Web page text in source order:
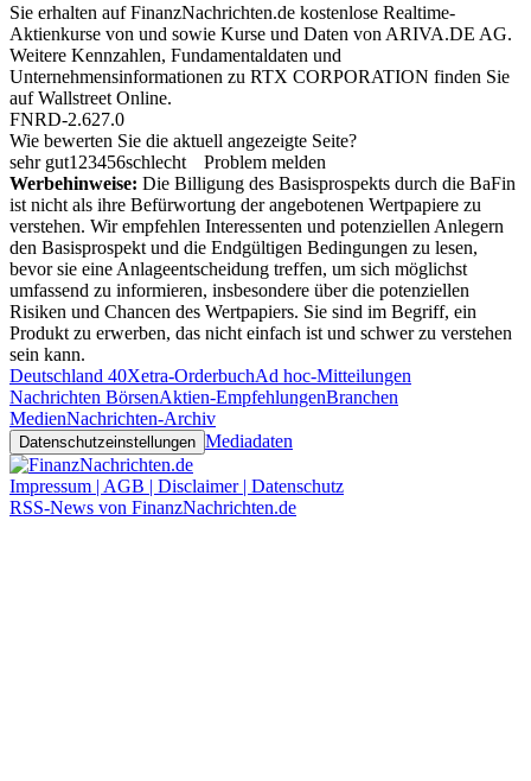
Sie erhalten auf FinanzNachrichten.de kostenlose Realtime-
Aktienkurse von und sowie Kurse und Daten von ARIVA.DE AG.
Weitere Kennzahlen, Fundamentaldaten und
Unternehmensinformationen zu RTX CORPORATION finden Sie
aufWallstreet Online.
FNRD-2.627.0
Wie bewerten Sie die aktuell angezeigte Seite?
sehr gut1 23456schlecht
Problem melden
Werbehinweise: Die Billigung des Basisprospekts durch die BaFin
ist nicht als ihre Befürwortung der angebotenen Wertpapiere zu
verstehen. Wir empfehlen Interessenten und potenziellen Anlegern
den Basisprospekt und die Endgültigen Bedingungen zu lesen,
bevor sie eine Anlageentscheidung treffen, um sich möglichst
umfassend zu informieren, insbesondere über die potenziellen
Risiken und Chancen des Wertpapiers. Sie sind im Begriff, ein
Produkt zu erwerben, das nicht einfach ist und schwer zu verstehen
sein kann.
Deutschland 40Xetra-OrderbuchAd hoc-Mitteilungen
Nachrichten BörsenAktien-EmpfehlungenBranchen
MedienNachrichten-Archiv
Datenschutzeinstellungen Mediadaten
Impressum | AGB | Disclaimer | Datenschutz
RSS-News von FinanzNachrichten.de